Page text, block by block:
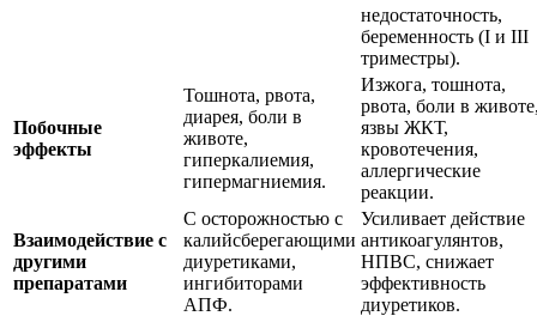
недостаточность,
беременность (I и III
триместры).
Побочные
эффекты
Тошнота, рвота,
диарея, боли в
животе,
гиперкалиемия,
гипермагниемия.
Изжога, тошнота,
рвота, боли в
язвы ЖКТ,
кровотечения,
аллергические
реакции.
Взаимодействие с
другими
препаратами
С осторожностью с
калийсберегающими
диуретиками,
ингибиторами
АПФ.
Усиливает действие
антикоагулянтов,
НПВС, снижает
эффективность
диуретиков.